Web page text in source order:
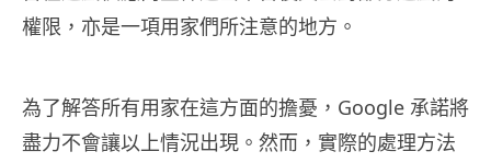
權限，亦是一項用家們所注意的地方。
為了解答所有用家在這方面的擔憂，Google 承諾將
盡力不會讓以上情況出現。然而，實際的處理方法